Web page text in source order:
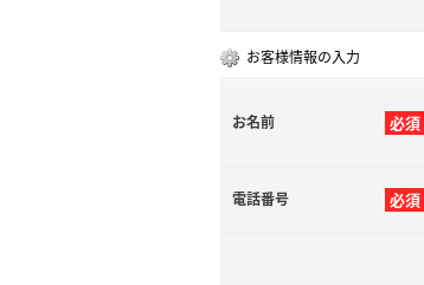
お客様情報の入力
必須
お名前
必須
電話番号